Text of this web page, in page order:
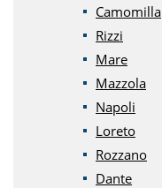
Camomilla
Rizzi
Mare
Mazzola
Napoli
Loreto
Rozzano
Dante